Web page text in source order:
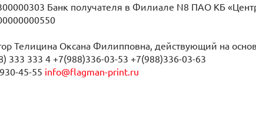
Банк получателя в Филиале N8 ПАО КБ
Телицина Оксана Филипповна, действующий на
333 333 4 +7(988)336-03-53 +7(988)336-03-63
45-55 info@flagman-print.ru